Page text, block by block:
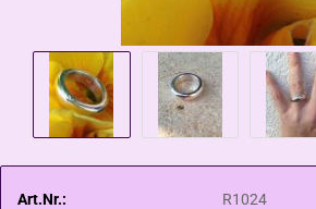
Art.Nr.:
R1024